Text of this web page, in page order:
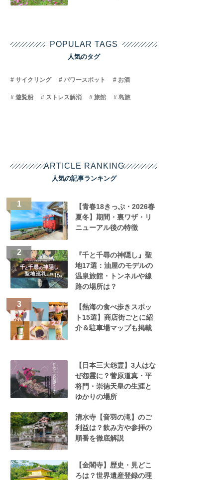
POPULAR TAGS
人気のタグ
サイクリング パワースポット お酒
遊覧船 ストレス解消 旅館 島旅
ARTICLE RANKING
人気の記事ランキング
【青春18きっぷ・2026春
夏冬】期間・裏ワザ・リ
ニューアル後の特徴
『千と千尋の神隠し』聖
地17選：油屋のモデルの
温泉旅館・トンネルや線
路の場所は？
【熱海の食べ歩きスポッ
ト15選】商店街ごとに紹
介＆駐車場マップも掲載
【日本三大怨霊】3人はな
ぜ怨霊に？菅原道真・平
将門・崇徳天皇の生涯と
ゆかりの場所
清水寺【音羽の滝】のご
利益は？飲み方や参拝の
順番を徹底解説
【金閣寺】歴史・見どこ
ろは？世界遺産登録の理